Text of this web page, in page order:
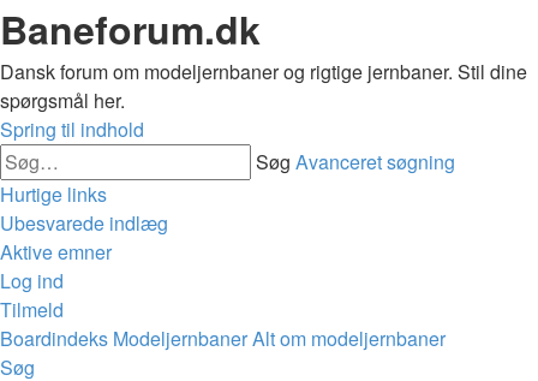
Baneforum.dk
Dansk forum om modeljernbaner og rigtige jernbaner. Stil dine
spørgsmål her.
Spring til indhold
Søg Avanceret søgning
Hurtige links
Ubesvarede indlæg
Aktive emner
Log ind
Tilmeld
Boardindeks ModeljernbanerAlt om modeljernbaner
Søg